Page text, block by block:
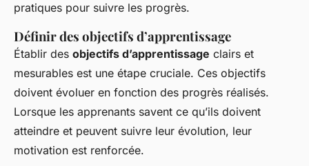
pratiques pour suivre les progrès.
Définir des objectifs d’apprentissage
Établir des objectifs d’apprentissage clairs et
mesurables est une étape cruciale. Ces objectifs
doivent évoluer en fonction des progrès réalisés.
Lorsque les apprenants savent ce qu’ils doivent
atteindre et peuvent suivre leur évolution, leur
motivation est renforcée.